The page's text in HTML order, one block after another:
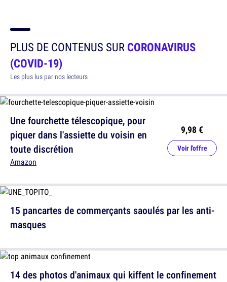
PLUS DE CONTENUS SURCORONAVIRUS
(COVID-19)
Les plus lus par nos lecteurs
Une fourchette télescopique, pour
piquer dans l'assiette du voisin en
toute discrétion
Amazon
9,98 €
Voir l'offre
14 des photos d'animaux qui kiffent le confinement
15 pancartes de commerçants saoulés par les anti-
masques